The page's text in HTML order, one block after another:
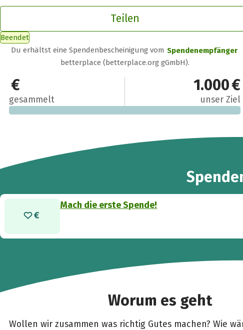
Teilen
Beendet
Du erhältst eine Spendenbescheinigung vom Spendenempfänger
betterplace (betterplace.org gGmbH).
0 €
gesammelt
1.000 €
unser Ziel
Mach die erste Spende!
Worum es geht
Wollen wir zusammen was richtig Gutes machen? Wie